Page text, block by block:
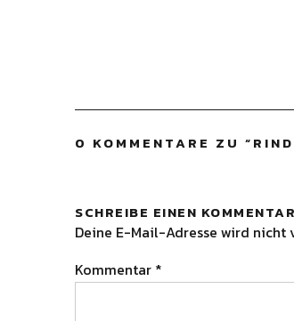
0 KOMMENTARE ZU “
SCHREIBE EINEN KOMMENTAR
Deine E-Mail-Adresse wird
Kommentar *